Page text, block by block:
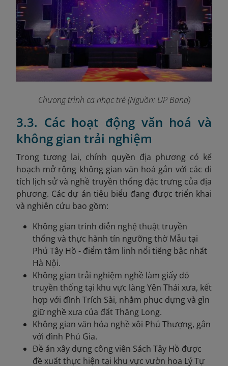
Chương trình ca nhạc trẻ (Nguồn: UP Band)
3.3. Các hoạt động văn hoá và
không gian trải nghiệm
Trong tương lai, chính quyền địa phương có kế
hoạch mở rộng không gian văn hoá gắn với các di
tích lịch sử và nghề truyền thống đặc trưng của địa
phương. Các dự án tiêu biểu đang được triển khai
và nghiên cứu bao gồm:
Không gian trình diễn nghệ thuật truyền
thống và thực hành tín ngưỡng thờ Mẫu tại
Phủ Tây Hồ - điểm tâm linh nổi tiếng bậc nhất
Hà Nội.
Không gian trải nghiệm nghề làm giấy dó
truyền thống tại khu vực làng Yên Thái xưa, kết
hợp với đình Trích Sài, nhằm phục dựng và gìn
giữ nghề xưa của đất Thăng Long.
Không gian văn hóa nghề xôi Phú Thượng, gắn
với đình Phú Gia.
Đề án xây dựng công viên Sách Tây Hồ được
đề xuất thực hiện tại khu vực vườn hoa Lý Tự